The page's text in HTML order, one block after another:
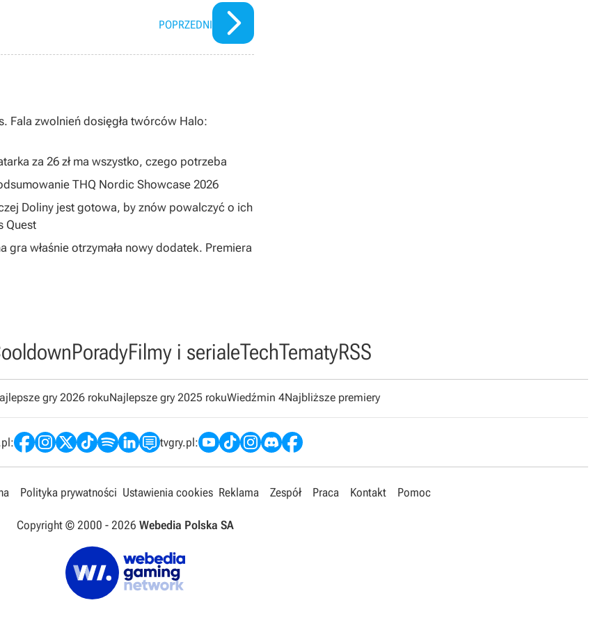
POPRZEDNI
Fala zwolnień dosięgła twórców Halo:
za 26 zł ma wszystko, czego potrzeba
THQ Nordic Showcase 2026
Doliny jest gotowa, by znów powalczyć o ich
Quest
gra właśnie otrzymała nowy dodatek. Premiera
PoradyFilmy i serialeTechTematyRSS
gry 2026 rokuNajlepsze gry 2025 rokuWiedźmin 4Najbliższe premiery
tvgry.pl:
Polityka prywatności Ustawienia cookies Reklama Zespół Praca Kontakt Pomoc
Copyright © 2000 - 2026 Webedia Polska SA